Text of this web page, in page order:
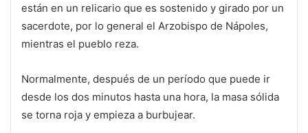
están en un relicario que es sostenido y girado por un
sacerdote, por lo general el Arzobispo de Nápoles,
mientras el pueblo reza.
Normalmente, después de un período que puede ir
desde los dos minutos hasta una hora, la masa sólida
se torna roja y empieza a burbujear.